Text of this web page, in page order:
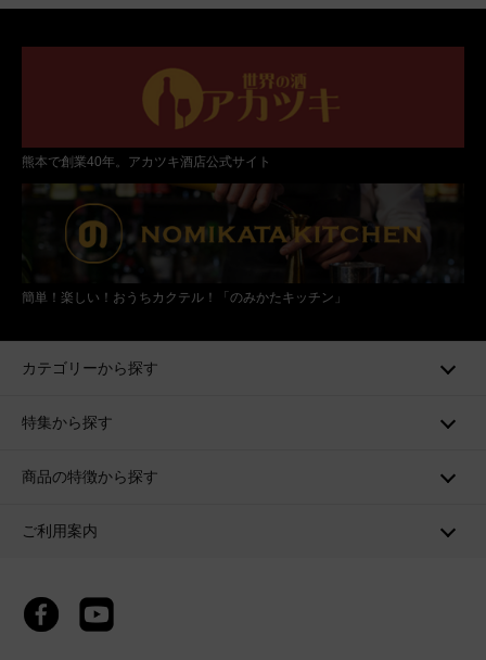
熊本で創業40年。アカツキ酒店公式サイト
簡単！楽しい！おうちカクテル！「のみかたキッチン」
カテゴリーから探す
特集から探す
商品の特徴から探す
ご利用案内